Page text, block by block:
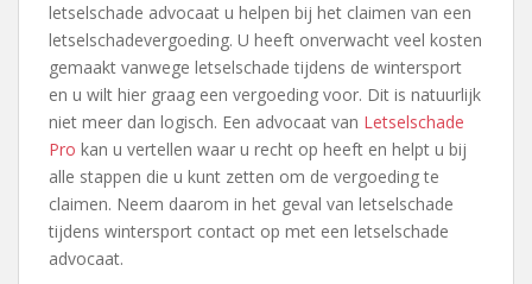
letselschade advocaat u helpen bij het claimen van een
letselschadevergoeding. U heeft onverwacht veel kosten
gemaakt vanwege letselschade tijdens de wintersport
en u wilt hier graag een vergoeding voor. Dit is natuurlijk
niet meer dan logisch. Een advocaat van Letselschade
Pro kan u vertellen waar u recht op heeft en helpt u bij
alle stappen die u kunt zetten om de vergoeding te
claimen. Neem daarom in het geval van letselschade
tijdens wintersport contact op met een letselschade
advocaat.